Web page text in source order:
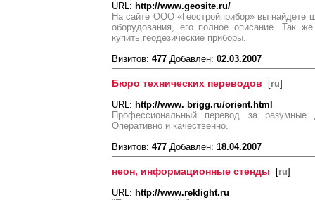
URL: http://www.geosite.ru/
На сайте ООО «Геостройприбор» вы найдете
оборудования, его полное описание. Так
купить геодезические приборы.
Визитов: 477 Добавлен: 02.03.2007
Бюро технических переводов [ru]
URL: http://www. brigg.ru/orient.html
Профессиональный перевод за разумные
Оперативно и качественно.
Визитов: 477 Добавлен: 18.04.2007
неон, информационные стенды [ru]
URL: http://www.reklight.ru